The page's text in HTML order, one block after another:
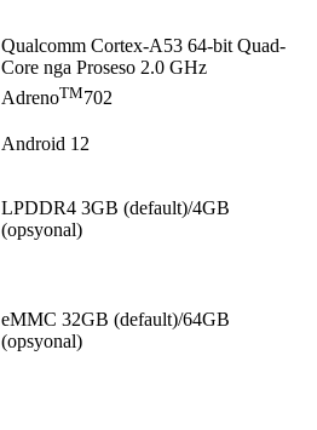
Qualcomm Cortex-A53 64-bit Quad-
Core nga Proseso 2.0 GHz
AdrenoTM702
Android 12
LPDDR4 3GB (default)/4GB
(opsyonal)
eMMC 32GB (default)/64GB
(opsyonal)